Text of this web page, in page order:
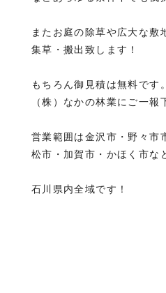
またお庭の除草や広大な敷
集草・搬出致します！
もちろん御見積は無料です
（株）なかの林業にご一報
営業範囲は金沢市・野々市
松市・加賀市・かほく市な
石川県内全域です！